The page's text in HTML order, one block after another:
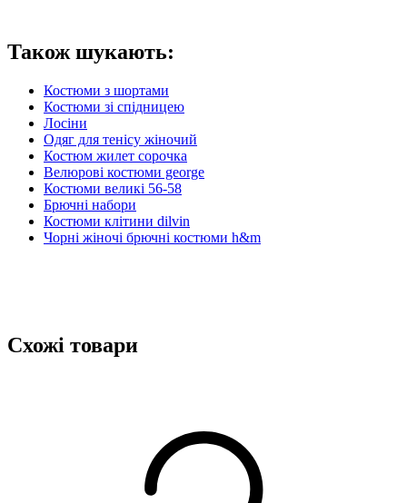
Також шукають:
Костюми з шортами
Костюми зі спідницею
Лосіни
Одяг для тенісу жіночий
Костюм жилет сорочка
Велюрові костюми george
Костюми великі 56-58
Брючні набори
Костюми клітини dilvin
Чорні жіночі брючні костюми h&m
Схожі товари